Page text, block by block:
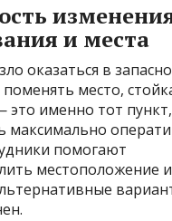
и места
оказаться в
место,
это именно тот пункт,
максимально
помогают
местоположение